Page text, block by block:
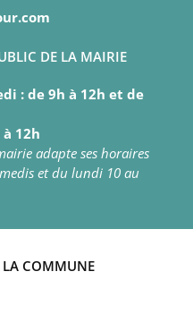
DE LA MAIRIE
: de 9h à 12h et de
12h
adapte ses horaires
et du lundi 10 au
LA COMMUNE